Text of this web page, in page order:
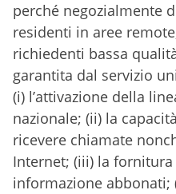
perché negozialmente
residenti in aree
richiedenti bassa
garantita dal servizio
(i) l’attivazione della
nazionale; (ii) la
ricevere chiamate
Internet; (iii) la fornitura
informazione abbonati;